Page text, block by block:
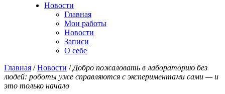
Новости
Главная
Мои работы
Новости
Записи
О себе
Главная /Новости / Добро пожаловать в лабораторию без
людей: роботы уже справляются с экспериментами сами — и
это только начало